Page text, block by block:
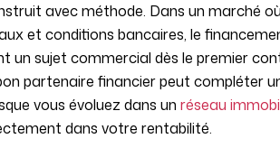
avec méthode. Dans un marché
et conditions bancaires, le
un sujet commercial dès le premier
partenaire financier peut compléter
vous évoluez dans un réseau
dans votre rentabilité.